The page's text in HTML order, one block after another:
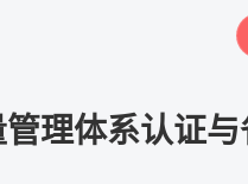
理体系认证